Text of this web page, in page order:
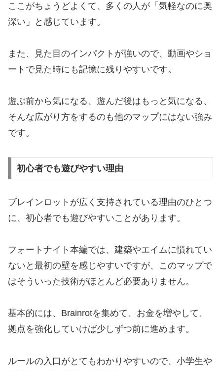
ここがちょうどよくて、多くの人が「気軽なのに奥
深い」と感じています。
また、見た目のインパクトが強いので、動画やショ
ートで見た時にも記憶に残りやすいです。
遊ぶ前から気になる、遊んだ後はもっと気になる、
そんな広がり方をするのも他のマップにはない強み
です。
初心者でも遊びやすい理由
ブレインロットが広く支持されている理由のひとつ
に、初心者でも遊びやすいことがあります。
フォートナイト本編では、建築やエイムに慣れてい
ないと最初の壁を感じやすいですが、このマップで
はそういった技術がほとんど必要ありません。
基本的には、Brainrotを集めて、お金を増やして、
拠点を強化していけば少しずつ前に進めます。
ルールの入口がとてもわかりやすいので、小学生や